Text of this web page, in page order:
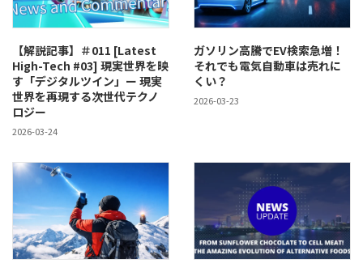
【解説記事】＃011 [Latest
High-Tech #03] 現実世界を映
す「デジタルツイン」ー 現実
世界を再現する次世代テクノ
ロジー
2026-03-24
ガソリン高騰でEV検索急増！
それでも電気自動車は売れに
くい？
2026-03-23